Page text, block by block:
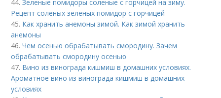
44.Зеленые помидоры соленые с горчицей на зиму.
Рецепт соленых зеленых помидор с горчицей
45. Как хранить анемоны зимой. Как зимой хранить
анемоны
46.Чем осенью обрабатывать смородину. Зачем
обрабатывать смородину осенью
47. Вино из винограда кишмиш в домашних условиях.
Ароматное вино из винограда кишмиш в домашних
условиях